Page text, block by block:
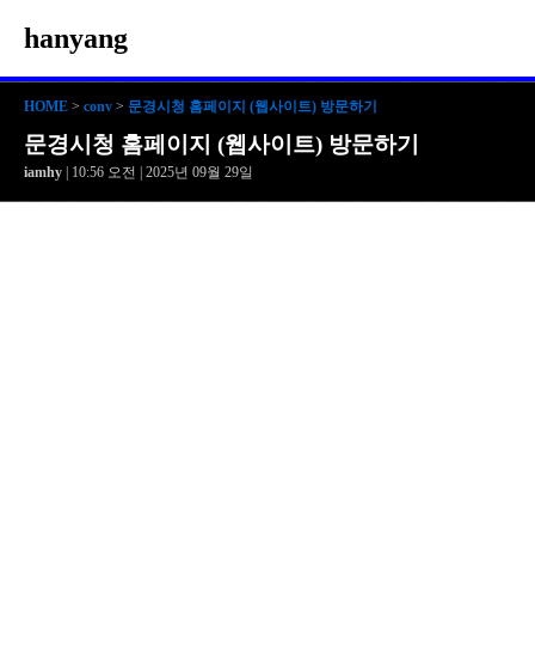
hanyang
HOME > conv > 문경시청 홈페이지 (웹사이트) 방문하기
문경시청 홈페이지 (웹사이트) 방문하기
iamhy | 10:56 오전 | 2025년 09월 29일